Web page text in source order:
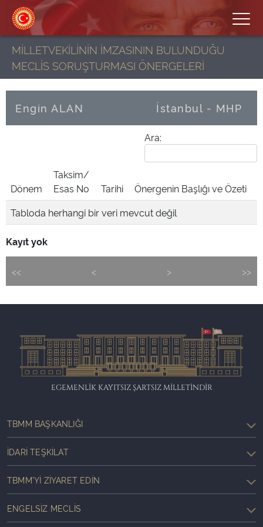
MİLLETVEKİLİNİN İMZASININ BULUNDUĞU
MECLİS SORUŞTURMASI ÖNERGELERİ
Engin ALAN İstanbul - MHP
Ara:
Dönem
Taksim/
Esas No
Tarihi
Önergenin Başlığı ve Özeti
Tabloda herhangi bir veri mevcut değil
Kayıt yok
<< < > >>
EGEMENLİK KAYITSIZ ŞARTSIZ MİLLETİNDİR
TBMM BAŞKANLIĞI
İDARI TEŞKILAT
TBMM'YI ZIYARET EDIN
ENGELSIZ MECLIS